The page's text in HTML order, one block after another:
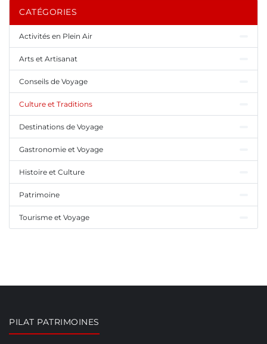
CATÉGORIES
Activités en Plein Air
Arts et Artisanat
Conseils de Voyage
Culture et Traditions
Destinations de Voyage
Gastronomie et Voyage
Histoire et Culture
Patrimoine
Tourisme et Voyage
PILAT PATRIMOINES